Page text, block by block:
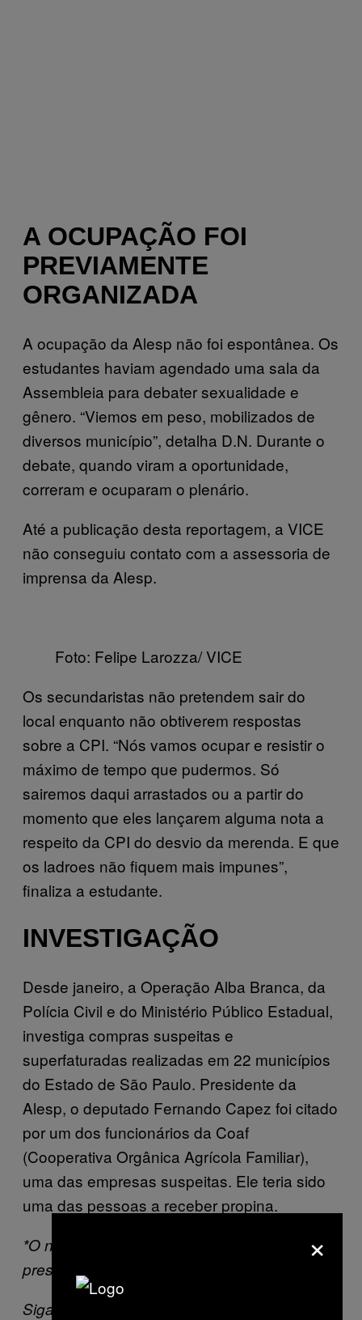
A OCUPAÇÃO FOI
PREVIAMENTE
ORGANIZADA
A ocupação da Alesp não foi espontânea. Os
estudantes haviam agendado uma sala da
Assembleia para debater sexualidade e
gênero. “Viemos em peso, mobilizados de
diversos município”, detalha D.N. Durante o
debate, quando viram a oportunidade,
correram e ocuparam o plenário.
Até a publicação desta reportagem, a VICE
não conseguiu contato com a assessoria de
imprensa da Alesp.
Foto: Felipe Larozza/ VICE
Os secundaristas não pretendem sair do
local enquanto não obtiverem respostas
sobre a CPI. “Nós vamos ocupar e resistir o
máximo de tempo que pudermos. Só
sairemos daqui arrastados ou a partir do
momento que eles lançarem alguma nota a
respeito da CPI do desvio da merenda. E que
os ladroes não fiquem mais impunes”,
finaliza a estudante.
INVESTIGAÇÃO
Desde janeiro, a Operação Alba Branca, da
Polícia Civil e do Ministério Público Estadual,
investiga compras suspeitas e
superfaturadas realizadas em 22 municípios
do Estado de São Paulo. Presidente da
Alesp, o deputado Fernando Capez foi citado
por um dos funcionários da Coaf
(Cooperativa Orgânica Agrícola Familiar),
uma das empresas suspeitas. Ele teria sido
uma das pessoas a receber propina.
*O nome da estudante foi abreviado para
preservar sua identidade
Siga a
×